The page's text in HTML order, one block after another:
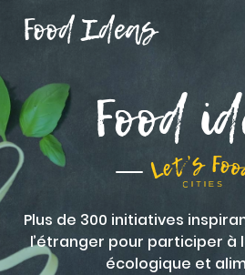
Food Ideas
Food
Plus de 300 initiatives
l’étranger pour participer à
écologique et